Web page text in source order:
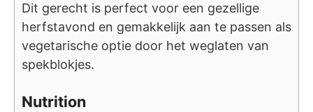
Dit gerecht is perfect voor een gezellige
herfstavond en gemakkelijk aan te passen als
vegetarische optie door het weglaten van
spekblokjes.
Nutrition